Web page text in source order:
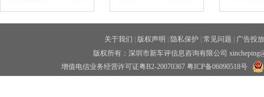
关于我们 版权声明 隐私保护 常见问题
广告投放
版权所有：深圳市新车评信息咨询有限公司
增值电信业务经营许可证粤B2-20070367 粤ICP备06090518号